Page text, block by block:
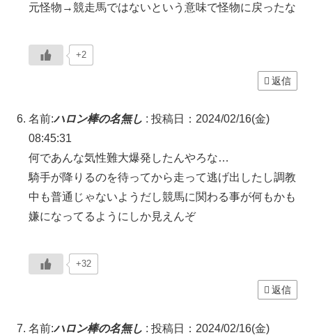
元怪物→競走馬ではないという意味で怪物に戻ったな
+2
返信
名前:ハロン棒の名無し : 投稿日：2024/02/16(金)
08:45:31
何であんな気性難大爆発したんやろな…
騎手が降りるのを待ってから走って逃げ出したし調教
中も普通じゃないようだし競馬に関わる事が何もかも
嫌になってるようにしか見えんぞ
+32
返信
名前:ハロン棒の名無し : 投稿日：2024/02/16(金)